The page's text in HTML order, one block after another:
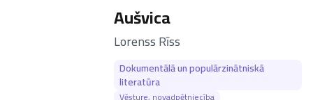
Aušvica
–
Lorenss Rīss
Dokumentālā un populārzinātniskā
literatūra